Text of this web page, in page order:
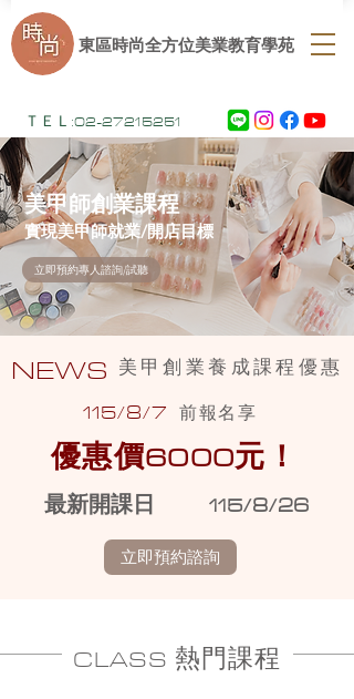
ＴＥＬ:02-27215251
​東區時尚全方位美業教育學苑
立即預約專人諮詢/試聽
​美甲師創業課程
實現美甲師就業/開店目標
立即預約專人諮詢/試聽
NEWS 美甲創業養成課程優惠
115/8/7 前報名享
優惠價6000元！
​最新開課日 115/8/26
立即預約諮詢
​CLASS 熱門課程